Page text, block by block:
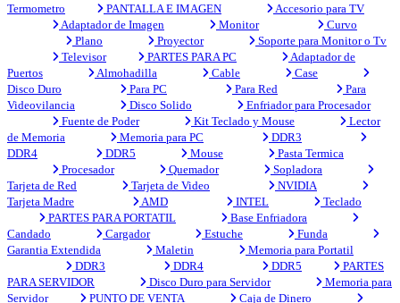
Termometro
PANTALLA E IMAGEN
Accesorio para TV
Adaptador de Imagen
Monitor
Curvo
Plano
Proyector
Soporte para Monitor o Tv
Televisor
PARTES PARA PC
Adaptador de
Puertos
Almohadilla Cable
Case
Disco Duro
Para PC Para Red
Para
Videovilancia
Disco Solido
Enfriador para Procesador
Fuente de Poder
Kit Teclado y Mouse
Lector
de Memoria
Memoria para PC
DDR3
DDR4
DDR5 Mouse
Pasta Termica
Procesador
Quemador
Sopladora
Tarjeta de Red
Tarjeta de Video
NVIDIA
Tarjeta Madre
AMD INTEL
Teclado
PARTES PARA PORTATIL
Base Enfriadora
Candado
Cargador Estuche
Funda
Garantia Extendida
Maletin
Memoria para Portatil
DDR3
DDR4 DDR5
PARTES
PARA SERVIDOR
Disco Duro para Servidor
Memoria para
Servidor
PUNTO DE VENTA Caja de Dinero